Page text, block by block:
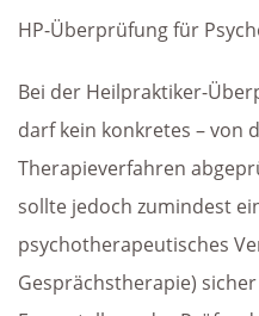
HP-Überprüfung für
Bei der Heilpraktiker-
darf kein konkretes – von
Therapieverfahren
sollte jedoch zumindest
psychotherapeutisches
Gesprächstherapie)